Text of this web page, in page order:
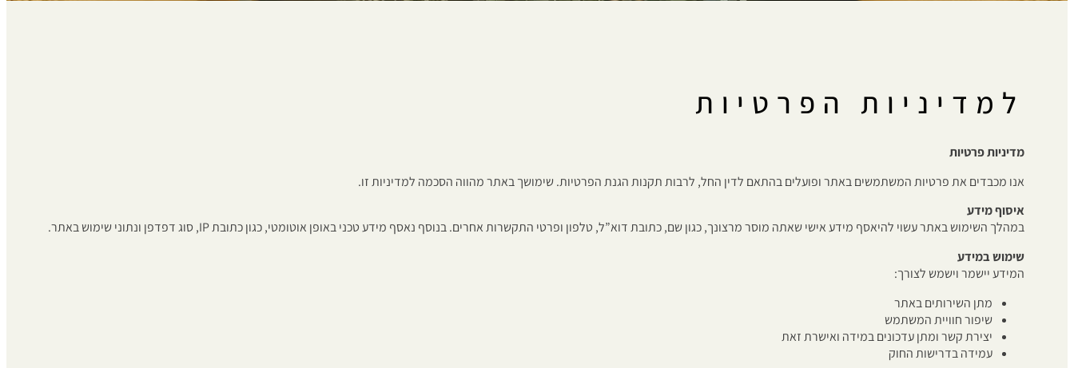
למדיניות הפרטיות
מדיניות פרטיות
אנו מכבדים את פרטיות המשתמשים באתר ופועלים בהתאם לדין החל, לרבות תקנות הגנת הפרטיות. שימושך באתר מהווה הסכמה למדיניות זו.
איסוף מידע
במהלך השימוש באתר עשוי להיאסף מידע אישי שאתה מוסר מרצונך, כגון שם, כתובת דוא”ל, טלפון ופרטי התקשרות אחרים. בנוסף נאסף מידע טכני באופן אוטומטי, כגון כתובת IP, סוג דפדפן ונתוני שימוש באתר.
שימוש במידע
המידע יישמר וישמש לצורך:
מתן השירותים באתר
שיפור חוויית המשתמש
יצירת קשר ומתן עדכונים במידה ואישרת זאת
עמידה בדרישות החוק